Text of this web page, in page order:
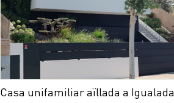
Casa unifamiliar aïllada a Igualada